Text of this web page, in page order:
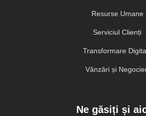
Resurse Umane
Serviciul Clienți
Transformare
Vânzări și
Ne găsiți și